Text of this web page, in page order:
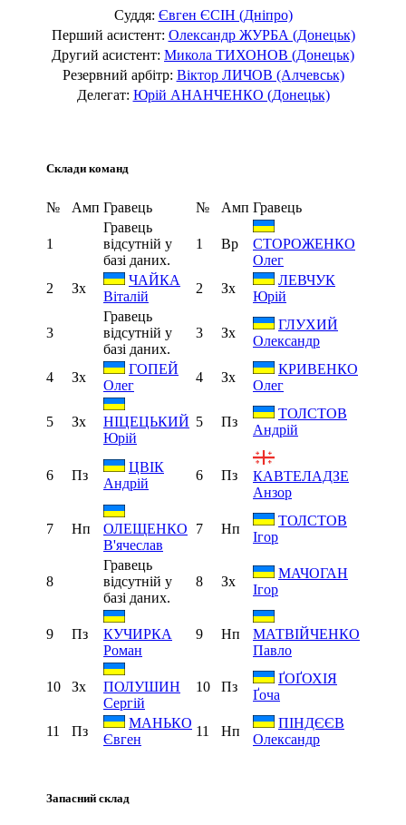
Суддя: Євген ЄСІН (Дніпро)
Перший асистент: Олександр ЖУРБА (Донецьк)
Другий асистент: Микола ТИХОНОВ (Донецьк)
Резервний арбітр: Віктор ЛИЧОВ (Алчевськ)
Делегат: Юрій АНАНЧЕНКО (Донецьк)
Склади команд
№ Амп Гравець № Амп Гравець
1
Гравець
відсутній у
базі даних.
1 Вр
СТОРОЖЕНКО
Олег
2
Зх
ЧАЙКА
Віталій
2 Зх
ЛЕВЧУК
Юрій
3
Гравець
відсутній у
базі даних.
3 Зх
ГЛУХИЙ
Олександр
4 Зх
ГОПЕЙ
Олег
4 Зх
КРИВЕНКО
Олег
5 Зх
НІЦЕЦЬКИЙ
Юрій
5 Пз
ТОЛСТОВ
Андрій
6 Пз
ЦВІК
Андрій
6 Пз
КАВТЕЛАДЗЕ
Анзор
7 Нп
ОЛЕЩЕНКО
В'ячеслав
7 Нп
ТОЛСТОВ
Ігор
8
Гравець
відсутній у
базі даних.
8 Зх
МАЧОГАН
Ігор
9 Пз
КУЧИРКА
Роман
9 Нп
МАТВІЙЧЕНКО
Павло
10 Зх
ПОЛУШИН
Сергій
10 Пз
ҐОҐОХІЯ
Ґоча
11 Пз
МАНЬКО
Євген
11 Нп
ПІНДЄЄВ
Олександр
Запасний склад